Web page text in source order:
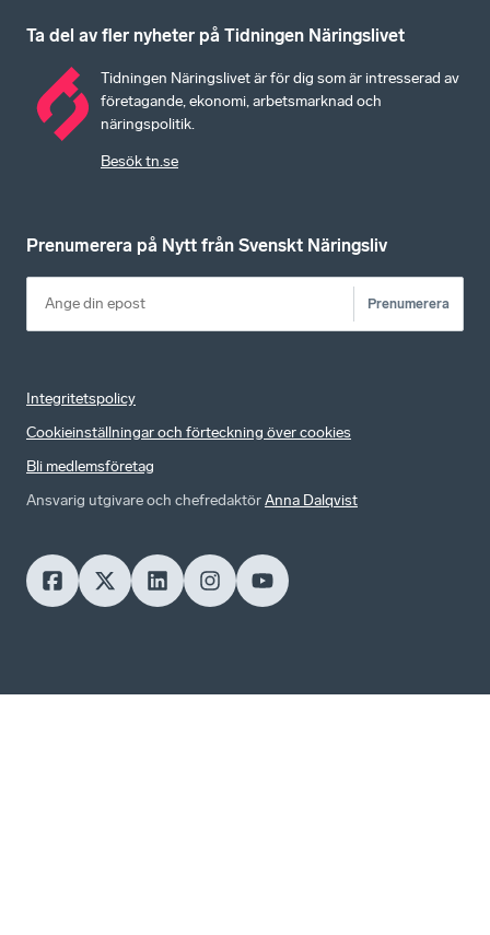
Ta del av fler nyheter på Tidningen Näringslivet
Tidningen Näringslivet är för dig som är intresserad av
företagande, ekonomi, arbetsmarknad och
näringspolitik.
Besök tn.se
Prenumerera på Nytt från Svenskt Näringsliv
Prenumerera
Integritetspolicy
Cookieinställningar och förteckning över cookies
Bli medlemsföretag
Ansvarig utgivare och chefredaktörAnna Dalqvist